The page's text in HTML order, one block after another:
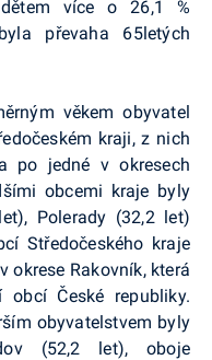
více o 26,1 %
převaha 65letých
věkem obyvatel
kraji, z nich
po jedné v okresech
obcemi kraje byly
Polerady (32,2 let)
Středočeského kraje
okrese Rakovník, která
obcí České republiky.
obyvatelstvem byly
(52,2 let), oboje